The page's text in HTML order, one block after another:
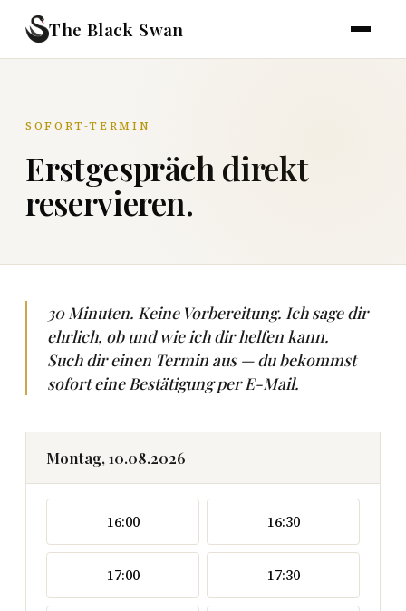
The Black Swan
SOFORT-TERMIN
Erstgespräch direkt
reservieren.
30 Minuten. Keine Vorbereitung. Ich sage dir
ehrlich, ob und wie ich dir helfen kann.
Such dir einen Termin aus — du bekommst
sofort eine Bestätigung per E-Mail.
Montag, 10.08.2026
16:00 16:30
17:00 17:30